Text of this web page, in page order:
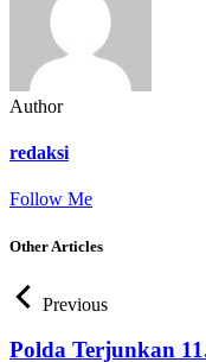
Author
redaksi
Follow Me
Other Articles
Previous
Polda Terjunkan